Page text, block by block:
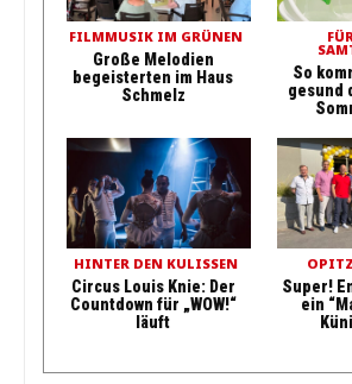
FILMMUSIK IM GRÜNEN
Große Melodien
begeisterten im Haus
Schmelz
So
gesund
HINTER DEN KULISSEN
Circus Louis Knie: Der
Countdown für „WOW!“
läuft
Super!
ein